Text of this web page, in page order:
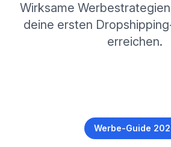
Wirksame
deine ersten
erreichen.
Werbe-Guide